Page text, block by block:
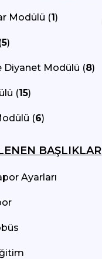
Modülü (1)
5)
Diyanet Modülü (8)
(15)
(6)
BAŞLIKLAR
Ayarları